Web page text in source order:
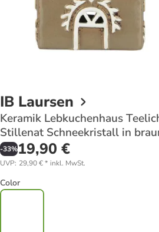
IB Laursen
Keramik Lebkuchenhaus
Stillenat Schneekristall in
-33%19,90 €
UVP: 29,90 €* inkl. MwSt.
Color